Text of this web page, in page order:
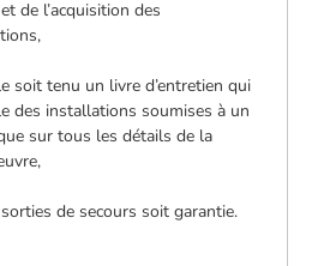
de l’acquisition des
soit tenu un livre d’entretien qui
des installations soumises à un
sur tous les détails de la
de secours soit garantie.